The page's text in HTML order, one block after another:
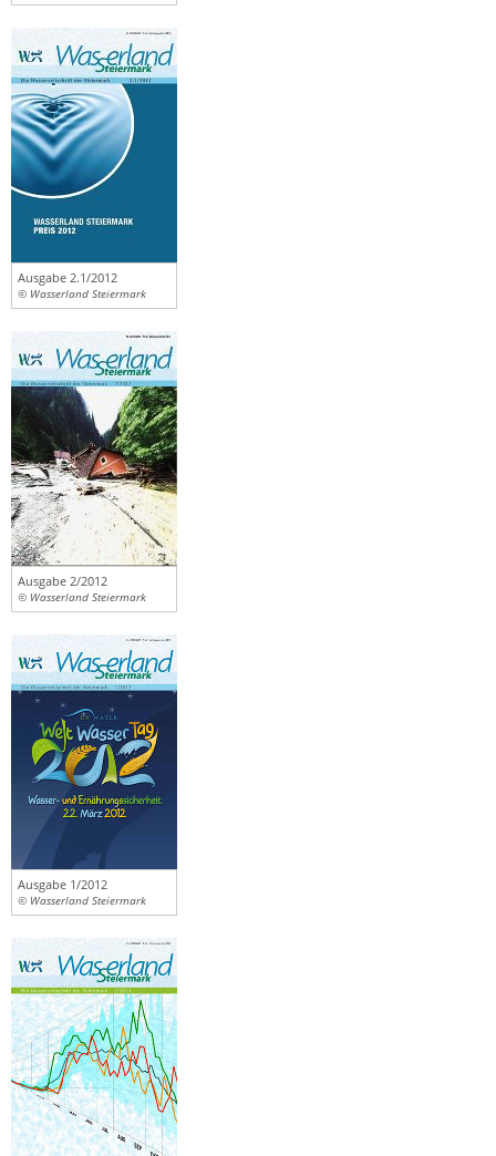
Ausgabe 2.1/2012
© Wasserland Steiermark
Ausgabe 2/2012
© Wasserland Steiermark
Ausgabe 1/2012
© Wasserland Steiermark